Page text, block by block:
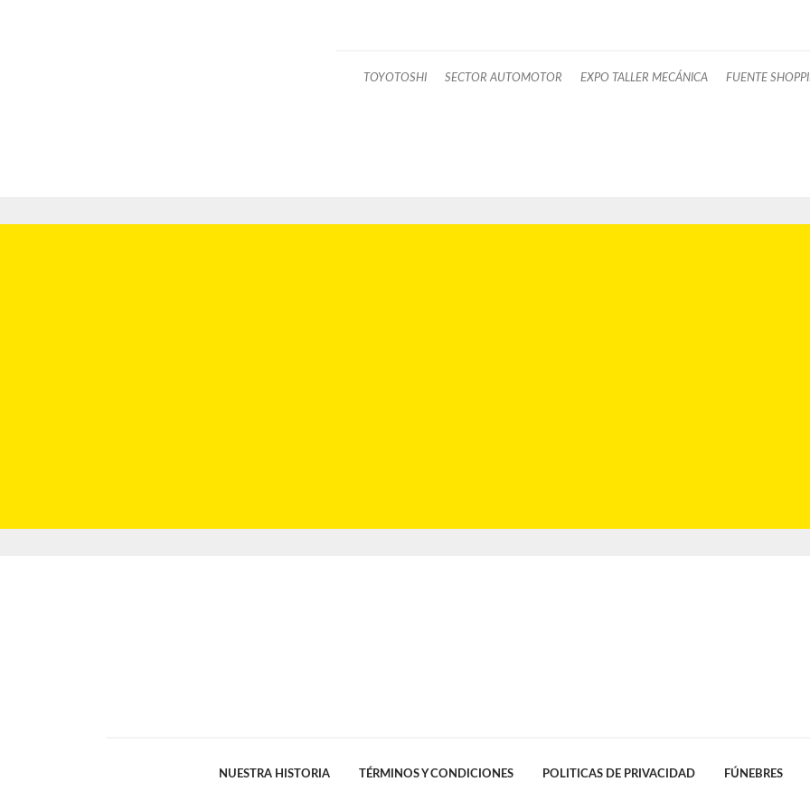
TOYOTOSHI SECTOR AUTOMOTOR EXPO TALLER MECÁNICA FUENTE
NUESTRA HISTORIA TÉRMINOS Y CONDICIONES POLITICAS DE PRIVACIDAD FÚNEBRES